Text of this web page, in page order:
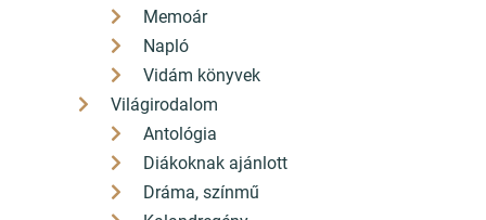
Memoár
Napló
Vidám könyvek
Világirodalom
Antológia
Diákoknak ajánlott
Dráma, színmű